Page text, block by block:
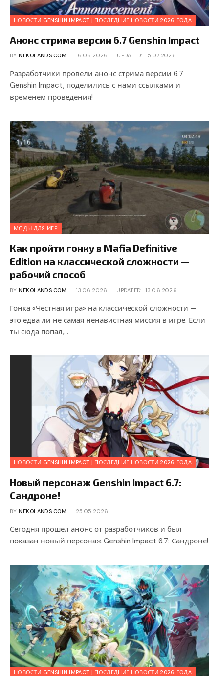
НОВОСТИ GENSHIN IMPACT | ПОСЛЕДНИЕ НОВОСТИ 2026 ГОДА
Анонс стрима версии 6.7 Genshin Impact
BY NEKOLANDS.COM 16.06.2026 UPDATED: 15.07.2026
Разработчики провели анонс стрима версии 6.7
Genshin Impact, поделились с нами ссылками и
временем проведения!
МОДЫ ДЛЯ ИГР
Как пройти гонку в Mafia Definitive
Edition на классической сложности —
рабочий способ
BY NEKOLANDS.COM 13.06.2026 UPDATED: 13.06.2026
Гонка «Честная игра» на классической сложности —
это едва ли не самая ненавистная миссия в игре. Если
ты сюда попал,…
НОВОСТИ GENSHIN IMPACT | ПОСЛЕДНИЕ НОВОСТИ 2026 ГОДА
Новый персонаж Genshin Impact 6.7:
Сандроне!
BY NEKOLANDS.COM 25.05.2026
Сегодня прошел анонс от разработчиков и был
показан новый персонаж Genshin Impact 6.7: Сандроне!
НОВОСТИ GENSHIN IMPACT | ПОСЛЕДНИЕ НОВОСТИ 2026 ГОДА